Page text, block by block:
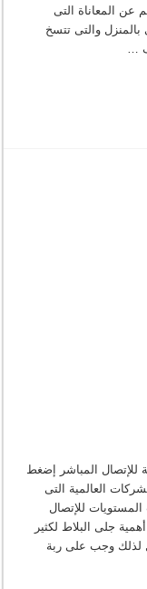
اضغط على 0535677800 اننا نعلم عن المعاناة التى
بالمنزل والتى تتسخ
…
المباشر إضغط
الشركات العالمية التى
للإتصال
.نحن نعلم عن أهمية جلى البلاط لكثير
لذلك وجب على ربة